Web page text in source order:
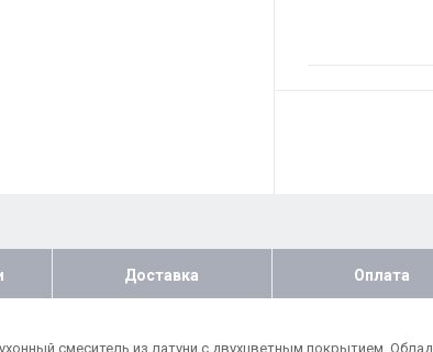
Доставка Оплата
смеситель из латуни с двухцветным покрытием.